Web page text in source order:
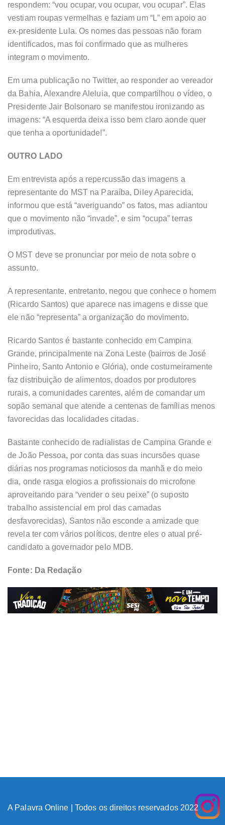
respondem: “vou ocupar, vou ocupar, vou ocupar”. Elas
vestiam roupas vermelhas e faziam um “L” em apoio ao
ex-presidente Lula. Os nomes das pessoas não foram
identificados, mas foi confirmado que as mulheres
integram o movimento.
Em uma publicação no Twitter, ao responder ao vereador
da Bahia, Alexandre Aleluia, que compartilhou o vídeo, o
Presidente Jair Bolsonaro se manifestou ironizando as
imagens: “A esquerda deixa isso bem claro aonde quer
que tenha a oportunidade!”.
OUTRO LADO
Em entrevista após a repercussão das imagens a
representante do MST na Paraíba, Diley Aparecida,
informou que está “averiguando” os fatos, mas adiantou
que o movimento não “invade”, e sim “ocupa” terras
improdutivas.
O MST deve se pronunciar por meio de nota sobre o
assunto.
A representante, entretanto, negou que conhece o homem
(Ricardo Santos) que aparece nas imagens e disse que
ele não “representa” a organização do movimento.
Ricardo Santos é bastante conhecido em Campina
Grande, principalmente na Zona Leste (bairros de José
Pinheiro, Santo Antonio e Glória), onde costumeiramente
faz distribuição de alimentos, doados por produtores
rurais, a comunidades carentes, além de comandar um
sopão semanal que atende a centenas de famílias menos
favorecidas das localidades citadas.
Bastante conhecido de radialistas de Campina Grande e
de João Pessoa, por conta das suas incursões quase
diárias nos programas noticiosos da manhã e do meio
dia, onde rasga elogios a profissionais do microfone
aproveitando para “vender o seu peixe” (o suposto
trabalho assistencial em prol das camadas
desfavorecidas), Santos não esconde a amizade que
revela ter com vários políticos, dentre eles o atual pré-
candidato a governador pelo MDB.
Fonte: Da Redação
A Palavra Online | Todos os direitos reservados 2022